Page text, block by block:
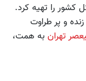
کشور را تهیه کرد.
و پر طراوت
تهران به همت،‌